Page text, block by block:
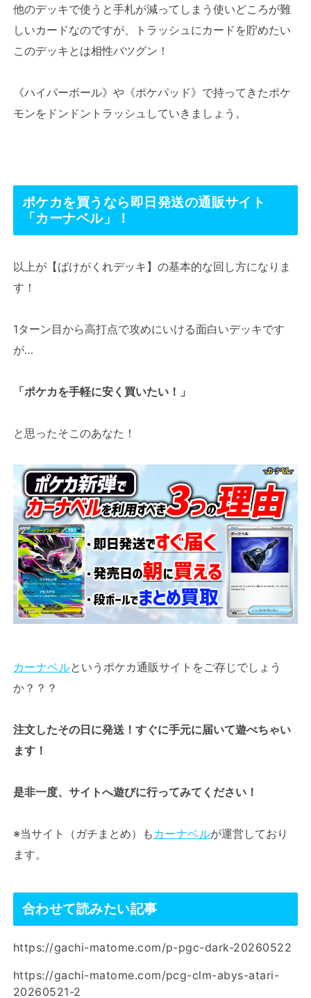
他のデッキで使うと手札が減ってしまう使いどころが難
しいカードなのですが、トラッシュにカードを貯めたい
このデッキとは相性バツグン！
《ハイパーボール》や《ポケパッド》で持ってきたポケ
モンをドンドントラッシュしていきましょう。
ポケカを買うなら即日発送の通販サイト
「カーナベル」！
以上が【ばけがくれデッキ】の基本的な回し方になりま
す！
1ターン目から高打点で攻めにいける面白いデッキです
が…
「ポケカを手軽に安く買いたい！」
と思ったそこのあなた！
カーナベルというポケカ通販サイトをご存じでしょう
か？？？
注文したその日に発送！すぐに手元に届いて遊べちゃい
ます！
是非一度、サイトへ遊びに行ってみてください！
※当サイト（ガチまとめ）も カーナベルが運営しており
ます。
合わせて読みたい記事
https://gachi-matome.com/p-pgc-dark-20260522
https://gachi-matome.com/pcg-clm-abys-atari-
20260521-2